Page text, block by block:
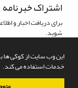
این وب سایت از کوکی ها
خدمات استفاده می کند.
اشتراک خبرنامه
برای دریافت اخبار و
شوید.